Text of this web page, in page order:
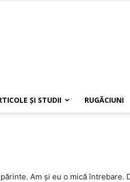
ŞI STUDII RUGĂCIUNI
Am şi eu o mică